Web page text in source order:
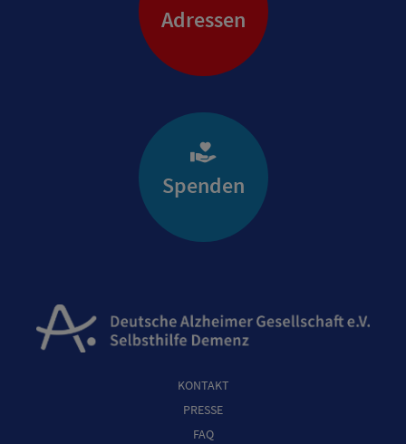
Adressen
Spenden
KONTAKT
PRESSE
FAQ